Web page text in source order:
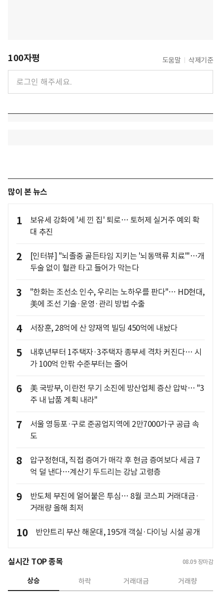
100자평 도움말 삭제기준
많이 본 뉴스
1
보유세 강화에 '세 낀 집' 퇴로… 토허제 실거주 예외 확
대 추진
2
[인터뷰] "뇌졸중 골든타임 지키는 '뇌동맥류 치료'"…개
두술 없이 혈관 타고 들어가 막는다
3
"한화는 조선소 인수, 우리는 노하우를 판다"… HD현대,
美에 조선 기술·운영·관리 방법 수출
4 서장훈, 28억에 산 양재역 빌딩 450억에 내놨다
5
내후년부터 1주택자·3주택자 종부세 격차 커진다… 시
가 100억 안팎 수준부터는 줄어
6
美 국방부, 이란전 무기 소진에 방산업체 증산 압박… "3
주 내 납품 계획 내라"
7
서울 영등포·구로 준공업지역에 2만7000가구 공급 속
도
8
압구정현대, 직접 증여가 매각 후 현금 증여보다 세금 7
억 덜 낸다…계산기 두드리는 강남 고령층
9
반도체 부진에 얼어붙은 투심… 8월 코스피 거래대금·
거래량 올해 최저
10 반얀트리 부산 해운대, 195개 객실·다이닝 시설 공개
실시간 TOP 종목 08.09 장마감
상승 하락 거래대금 거래량